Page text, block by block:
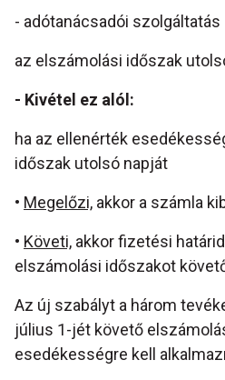
- adótanácsadói szolgáltatás
az elszámolási időszak
- Kivétel ez alól:
ha az ellenérték
időszak utolsó napját
• Megelőzi, akkor a számla
• Követi, akkor fizetési
elszámolási időszakot
Az új szabályt a három
július 1-jét követő
esedékességre kell